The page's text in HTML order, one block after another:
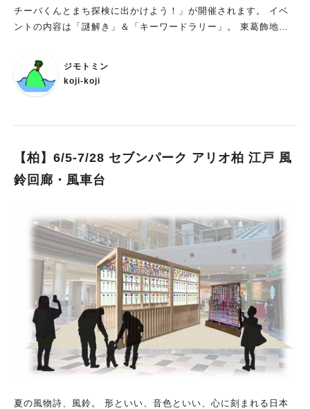
チーバくんとまち探検に出かけよう！」が開催されます。 イベ
ントの内容は「謎解き」＆「キーワードラリー」。 東葛飾地域6
施設や飲食店などに、「謎解き」または「キーワード」の書かれ
たパネルが置いてあります。 それらのパネルがある場所を回っ
て謎解きの答えやキーワードを集めて応募すると、正解数に応じ
てはパンフレット参照）
ジモトミン
koji-koji
【柏】6/5-7/28 セブンパーク アリオ柏 江戸 風
鈴回廊・風車台
夏の風物詩、風鈴。 形といい、音色といい、心に刻まれる日本